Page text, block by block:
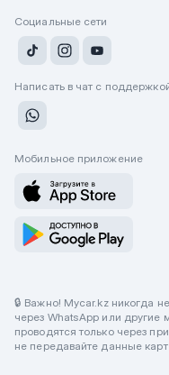
Социальные сети
Написать в чат с
Мобильное приложение
🔒 Важно! Mycar.kz никогда
через WhatsApp или
проводятся только через
не передавайте данные